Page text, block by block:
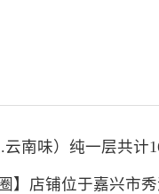
南味）纯一层共计
】店铺位于嘉兴市